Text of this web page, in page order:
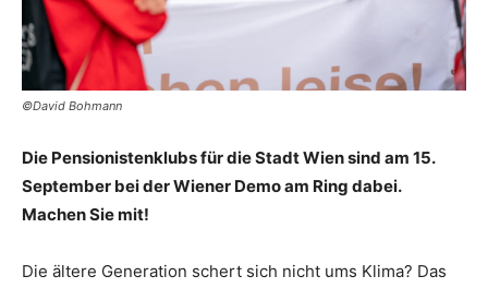
©David Bohmann
Die Pensionistenklubs für die Stadt Wien sind am 15.
September bei der Wiener Demo am Ring dabei.
Machen Sie mit!
Die ältere Generation schert sich nicht ums Klima? Das